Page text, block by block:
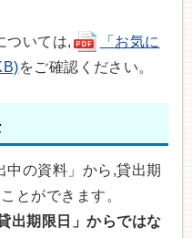
ついては,
「お気に
をご確認ください。
中の資料」から,貸出期
とができます。
出期限日」からではな